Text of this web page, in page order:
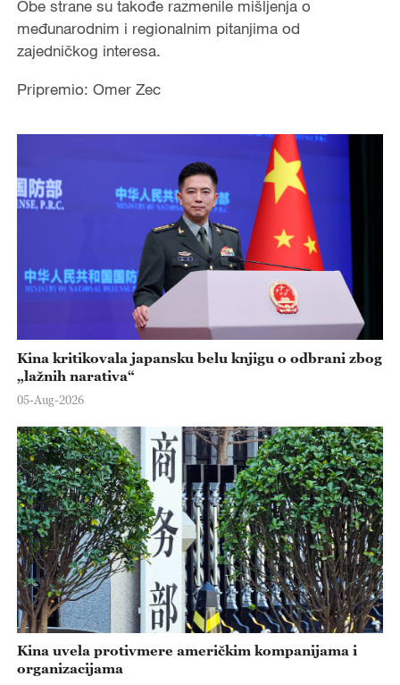
Obe strane su takođe razmenile mišljenja o
međunarodnim i regionalnim pitanjima od
zajedničkog interesa.
Pripremio: Omer Zec
Kina kritikovala japansku belu knjigu o odbrani zbog
„lažnih narativa“
05-Aug-2026
Kina uvela protivmere američkim kompanijama i
organizacijama